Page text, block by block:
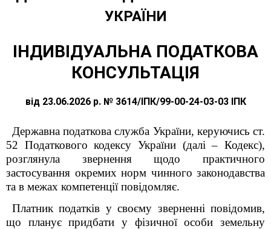
УКРАЇНИ
ІНДИВІДУАЛЬНА ПОДАТКОВА
КОНСУЛЬТАЦІЯ
від 23.06.2026 р. № 3614/ІПК/99-00-24-03-03 ІПК
Державна податкова служба України, керуючись ст.
52 Податкового кодексу України (далі – Кодекс),
розглянула звернення щодо практичного
застосування окремих норм чинного законодавства
та в межах компетенції повідомляє.
Платник податків у своєму зверненні повідомив,
що планує придбати у фізичної особи земельну